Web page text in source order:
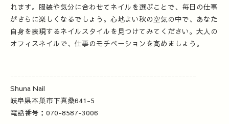
れます。服装や気分に合わせてネイルを選ぶことで、毎日の仕事
がさらに楽しくなるでしょう。心地よい秋の空気の中で、あなた
自身を表現するネイルスタイルを見つけてみてください。大人の
オフィスネイルで、仕事のモチベーションを高めましょう。
----------------------------------------------------
Shuna Nail
岐阜県本巣市下真桑641-5
電話番号：070-8587-3006